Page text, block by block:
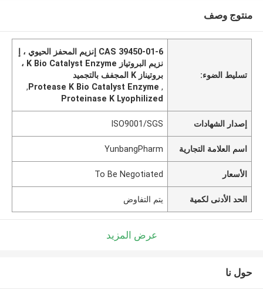
منتوج وصف
تسليط الضوء:
CAS 39450-01-6 إنزيم المحفز الحيوي ، إ
نزيم البروتياز K Bio Catalyst Enzyme ،
بروتيناز K المجفف بالتجميد
,
Protease K Bio Catalyst Enzyme
,
Proteinase K Lyophilized
إصدار الشهادات ISO9001/SGS
اسم العلامة التجارية YunbangPharm
الأسعار To Be Negotiated
الحد الأدنى لكمية يتم التفاوض
عرض المزيد
حول نا